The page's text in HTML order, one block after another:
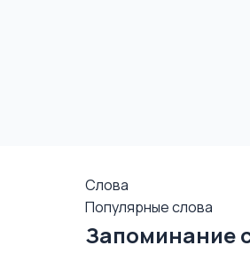
Слова
Популярные слова
Запоминание